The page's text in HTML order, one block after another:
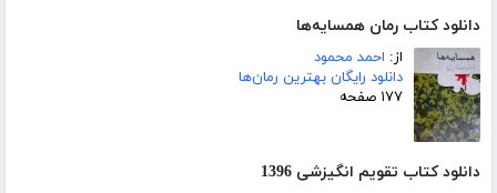
دانلود کتاب رمان همسایه‌ها
از: احمد محمود
دانلود رایگان بهترین رمان‌ها
۱۷۷ صفحه
دانلود کتاب تقویم انگیزشی 1396